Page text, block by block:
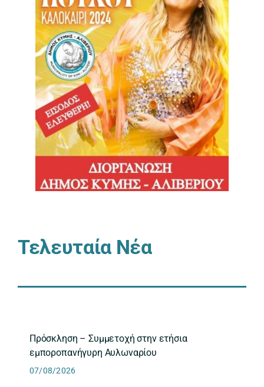
Τελευταία Νέα
Πρόσκληση – Συμμετοχή στην ετήσια
εμποροπανήγυρη Αυλωναρίου
07/08/2026